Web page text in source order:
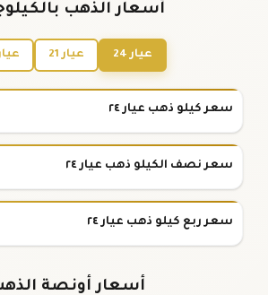
أسعار الذهب
عيار 24 عيار 21 عيار
سعر كيلو ذهب عيار ٢٤
سعر نصف الكيلو ذهب عيار ٢٤
سعر ربع كيلو ذهب عيار ٢٤
أسعار أونصة